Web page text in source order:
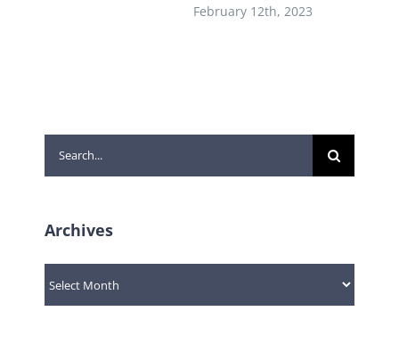
February 12th, 2023
Search
for:
Archives
Archives